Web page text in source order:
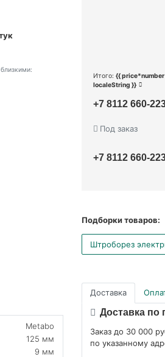
Итого: {{ price*number |
localeString }}
+7 8112 660-
Под заказ
+7 8112 660-
Подборки товаров:
Штроборез
Доставка
Доставка по
Заказ до 30 000
по указанному
Metabo
125 мм
9 мм